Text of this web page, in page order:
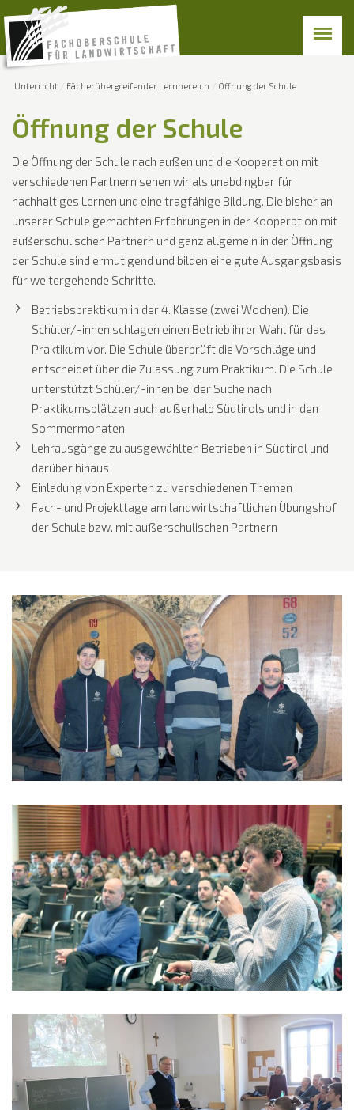
Unterricht Fächerübergreifender Lernbereich Öffnung der Schule
Öffnung der Schule
Die Öffnung der Schule nach außen und die Kooperation mit
verschiedenen Partnern sehen wir als unabdingbar für
nachhaltiges Lernen und eine tragfähige Bildung. Die bisher an
unserer Schule gemachten Erfahrungen in der Kooperation mit
außerschulischen Partnern und ganz allgemein in der Öffnung
der Schule sind ermutigend und bilden eine gute Ausgangsbasis
für weitergehende Schritte.
Betriebspraktikum in der 4. Klasse (zwei Wochen). Die
Schüler/-innen schlagen einen Betrieb ihrer Wahl für das
Praktikum vor. Die Schule überprüft die Vorschläge und
entscheidet über die Zulassung zum Praktikum. Die Schule
unterstützt Schüler/-innen bei der Suche nach
Praktikumsplätzen auch außerhalb Südtirols und in den
Sommermonaten.
Lehrausgänge zu ausgewählten Betrieben in Südtirol und
darüber hinaus
Einladung von Experten zu verschiedenen Themen
Fach- und Projekttage am landwirtschaftlichen Übungshof
der Schule bzw. mit außerschulischen Partnern